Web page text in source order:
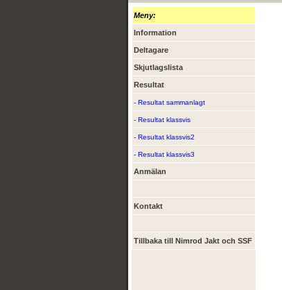
Meny:
Information
Deltagare
Skjutlagslista
Resultat
- Resultat sammanlagt
- Resultat klassvis
- Resultat klassvis2
- Resultat klassvis3
Anmälan
Kontakt
Tillbaka till Nimrod Jakt och SSF